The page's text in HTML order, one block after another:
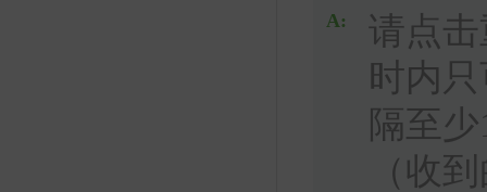
A:
请点
时内
隔至
（收